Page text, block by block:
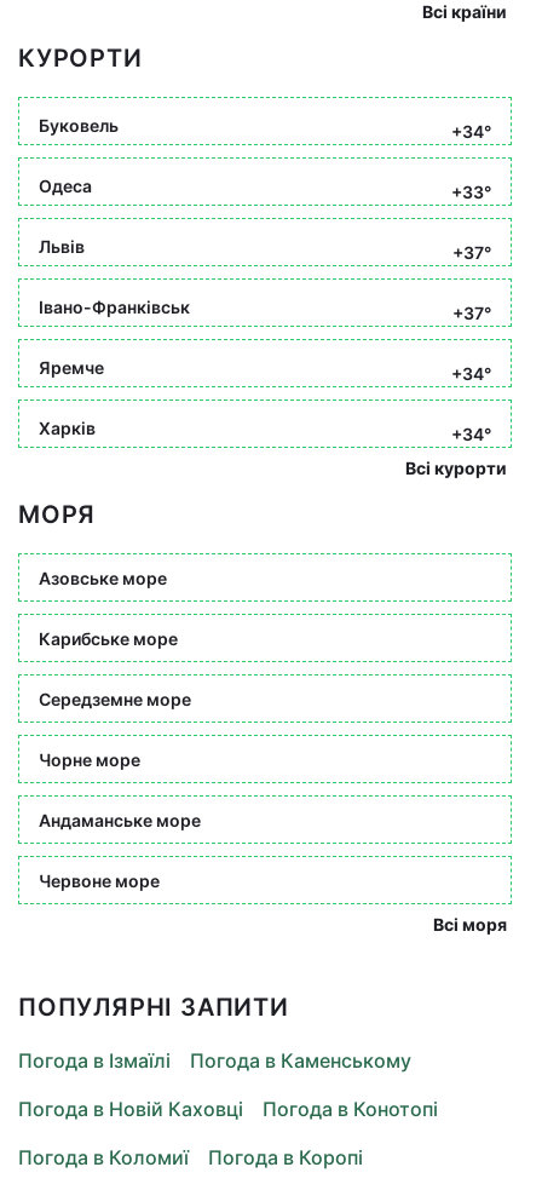
Всі країни
КУРОРТИ
Буковель +34°
Одеса +33°
Львів +37°
Івано-Франківськ +37°
Яремче +34°
Харків
+34°
Всі курорти
МОРЯ
Азовське море
Карибське море
Середземне море
Чорне море
Андаманське море
Червоне море
Всі моря
ПОПУЛЯРНІ ЗАПИТИ
Погода в Ізмаїлі
Погода в Каменському
Погода в Новій Каховці
Погода в Конотопі
Погода в Коломиї
Погода в Коропі